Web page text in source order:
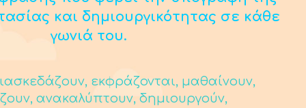
και δημιουργικότητας σε κάθε
γωνιά του.
εκφράζονται, μαθαίνουν,
ανακαλύπτουν, δημιουργούν,